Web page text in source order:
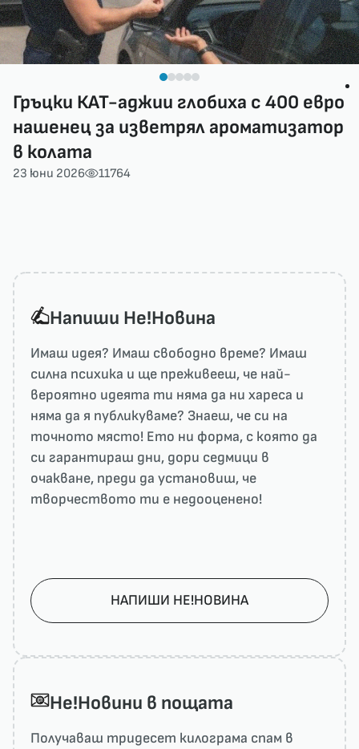
Гръцки КАТ-аджии глобиха с 400 евро
нашенец за изветрял ароматизатор
в колата
23 юни 2026 11764
Напиши He!Новина
Имаш идея? Имаш свободно време? Имаш
силна психика и ще преживееш, че най-
вероятно идеята ти няма да ни харесa и
няма да я публикуваме? Знаеш, че си на
точното място! Ето ни форма, с която да
си гарантираш дни, дори седмици в
очакване, преди да установиш, че
творчеството ти е недооценено!
НАПИШИ НЕ!НОВИНА
He!Новини в пощата
Получаваш тридесет килограма спам в